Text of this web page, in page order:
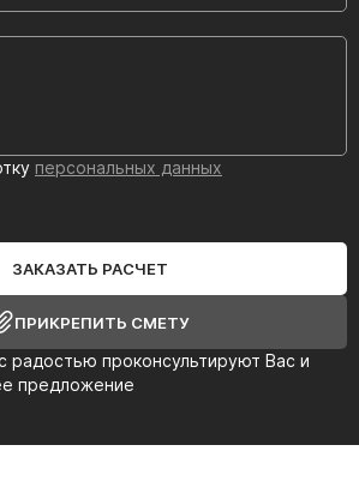
радостью проконсультируют Вас и
предложение
персональных данных
ЗАКАЗАТЬ РАСЧЕТ
ПРИКРЕПИТЬ СМЕТУ